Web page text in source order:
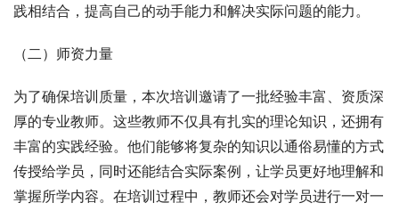
践相结合，提高自己的动手能力和解决实际问题的能力。
（二）师资力量
为了确保培训质量，本次培训邀请了一批经验丰富、资质深
厚的专业教师。这些教师不仅具有扎实的理论知识，还拥有
丰富的实践经验。他们能够将复杂的知识以通俗易懂的方式
传授给学员，同时还能结合实际案例，让学员更好地理解和
掌握所学内容。在培训过程中，教师还会对学员进行一对一